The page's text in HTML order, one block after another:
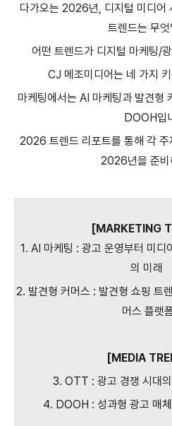
다가오는 2026년, 디지털 미디어
트렌드는 무
어떤 트렌드가 디지털 마케팅/
CJ 메조미디어는 네 가지
마케팅에서는 AI 마케팅과 발견형
DOOH입
2026 트렌드 리포트를 통해 각 주
2026년을 준비
[MARKETING
1. AI 마케팅 : 광고 운영부터 미디
의 미래
2. 발견형 커머스 : 발견형 쇼핑 트
머스 플랫
[MEDIA
3. OTT : 광고 경쟁 시대
4. DOOH : 성과형 광고 매